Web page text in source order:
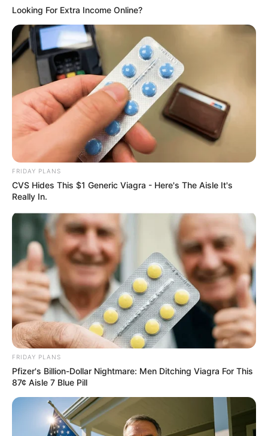
Man Finds Rusted Watch, Then The Jeweller Notices
One Detail
Camera Zoomed On Trump's Hand As Sleeve Slipped
Up
Looking For Extra Income Online?
FRIDAY PLANS
CVS Hides This $1 Generic Viagra - Here's The Aisle It's
Really In.
FRIDAY PLANS
Pfizer's Billion-Dollar Nightmare: Men Ditching Viagra For This
87¢ Aisle 7 Blue Pill